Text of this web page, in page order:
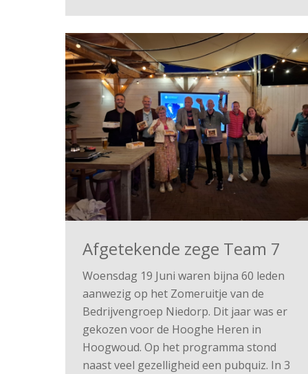
Afgetekende zege Team 7
Woensdag 19 Juni waren bijna 60 leden
aanwezig op het Zomeruitje van de
Bedrijvengroep Niedorp. Dit jaar was er
gekozen voor de Hooghe Heren in
Hoogwoud. Op het programma stond
naast veel gezelligheid een pubquiz. In 3